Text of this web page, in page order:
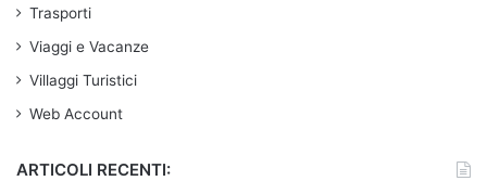
Trasporti
Viaggi e Vacanze
Villaggi Turistici
Web Account
ARTICOLI RECENTI: